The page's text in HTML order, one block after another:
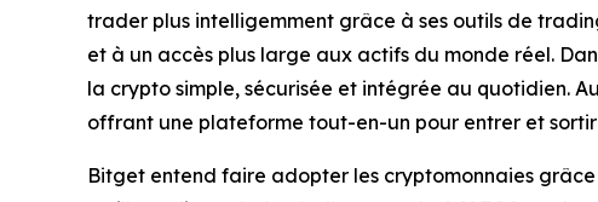
trader plus intelligemment grâce à ses outils de
et à un accès plus large aux actifs du monde réel.
la crypto simple, sécurisée et intégrée au quotidien.
offrant une plateforme tout-en-un pour entrer et
Bitget entend faire adopter les cryptomonnaies